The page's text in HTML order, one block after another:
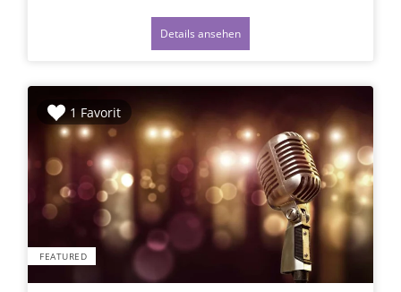
Details ansehen
1 Favorit
FEATURED